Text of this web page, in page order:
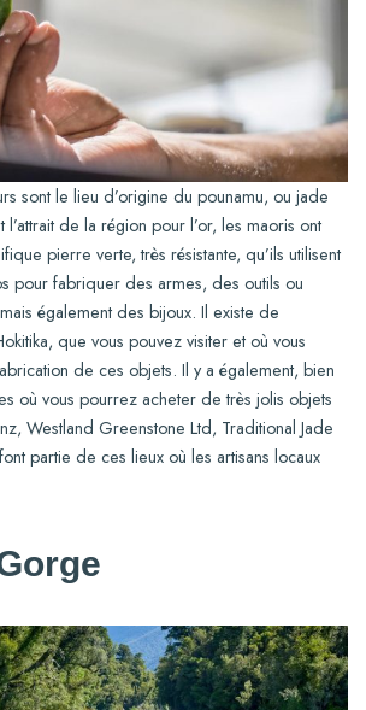
sont le lieu d’origine du pounamu, ou jade
l’attrait de la région pour l’or, les maoris ont
pierre verte, très résistante, qu’ils utilisent
pour fabriquer des armes, des outils ou
également des bijoux. Il existe de
que vous pouvez visiter et où vous
de ces objets. Il y a également, bien
où vous pourrez acheter de très jolis objets
Westland Greenstone Ltd, Traditional Jade
partie de ces lieux où les artisans locaux